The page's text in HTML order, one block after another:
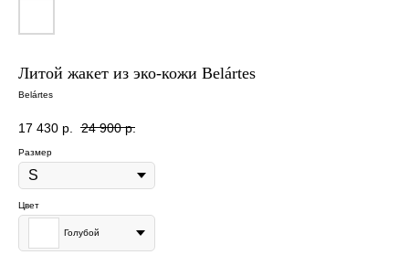
Литой жакет из эко-кожи Belártes
Belártes
17 430 р. 24 900 р.
Размер
Цвет
Голубой